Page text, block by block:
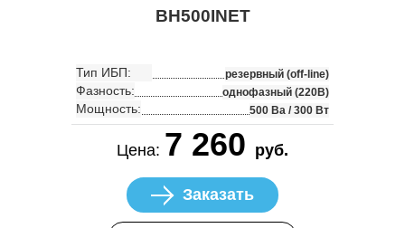
BH500INET
Тип ИБП: резервный (off-line)
Фазность: однофазный (220В)
Мощность: 500 Ва / 300 Вт
Цена: 7 260 руб.
Заказать